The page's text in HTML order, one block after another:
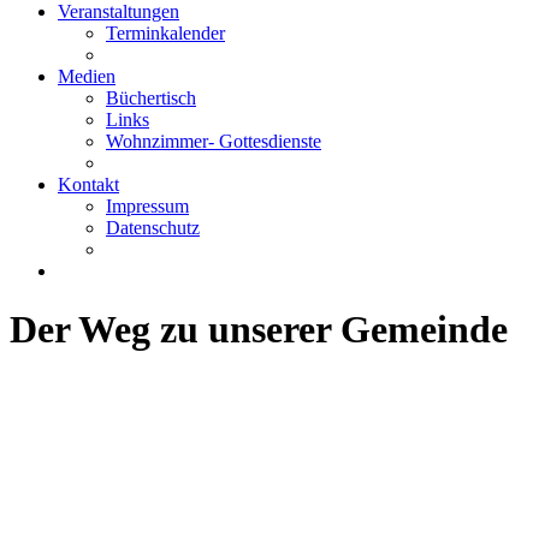
Veranstaltungen
Terminkalender
Medien
Büchertisch
Links
Wohnzimmer- Gottesdienste
Kontakt
Impressum
Datenschutz
Der Weg zu unserer Gemeinde